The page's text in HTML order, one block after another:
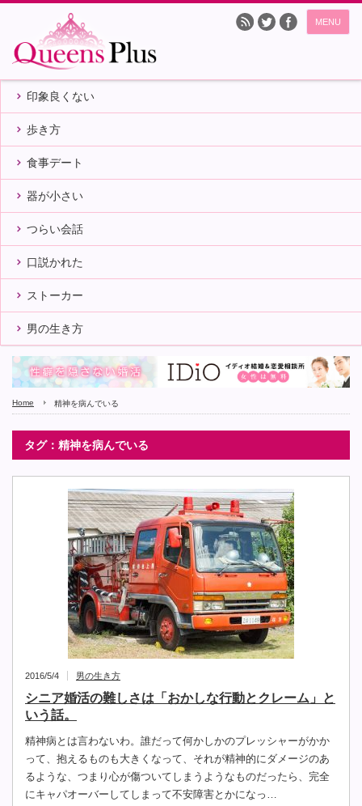
MENU
印象良くない
歩き方
食事デート
器が小さい
つらい会話
口説かれた
ストーカー
男の生き方
Home 精神を病んでいる
タグ：精神を病んでいる
2016/5/4 男の生き方
シニア婚活の難しさは「おかしな行動とクレーム」と
いう話。
精神病とは言わないわ。誰だって何かしかのプレッシャーがかか
って、抱えるものも大きくなって、それが精神的にダメージのあ
るような、つまり心が傷ついてしまうようなものだったら、完全
にキャパオーバーしてしまって不安障害とかになっ…